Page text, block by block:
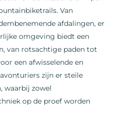
Van
afdalingen, er
omgeving biedt een
van rotsachtige paden tot
een afwisselende en
zijn er steile
waarbij zowel
op de proef worden